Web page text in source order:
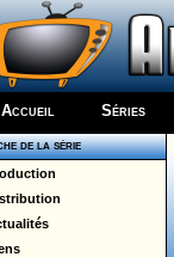
Accueil Séries
de la série